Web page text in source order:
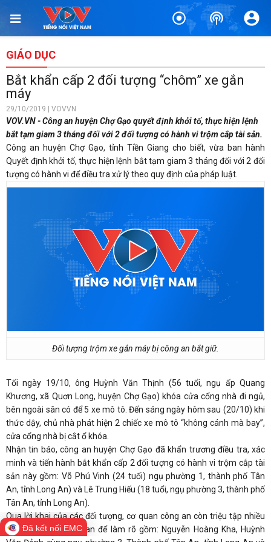
GIÁO DỤC
Bắt khẩn cấp 2 đối tượng “chôm” xe gắn
máy
29/10/2019 | VOVVN
VOV.VN - Công an huyện Chợ Gạo quyết định khởi tố, thực hiện lệnh
bắt tạm giam 3 tháng đối với 2 đối tượng có hành vi trộm cắp tài sản.
Công an huyện Chợ Gạo, tỉnh Tiền Giang cho biết, vừa ban hành
Quyết định khởi tố, thực hiện lệnh bắt tạm giam 3 tháng đối với 2 đối
tượng có hành vi để điều tra xử lý theo quy định của pháp luật.
Đối tượng trộm xe gắn máy bị công an bắt giữ.
Tối ngày 19/10, ông Huỳnh Văn Thịnh (56 tuổi, ngụ ấp Quang
Khương, xã Quơn Long, huyện Chợ Gạo) khóa cửa cổng nhà đi ngủ,
bên ngoài sân có để 5 xe mô tô. Đến sáng ngày hôm sau (20/10) khi
thức dậy, chủ nhà phát hiện 2 chiếc xe mô tô “không cánh mà bay”,
cửa cổng nhà bị cắt ổ khóa.
Nhận tin báo, công an huyện Chợ Gạo đã khẩn trương điều tra, xác
minh và tiến hành bắt khẩn cấp 2 đối tượng có hành vi trộm cắp tài
sản này gồm: Võ Phú Vinh (24 tuổi) ngụ phường 1, thành phố Tân
An, tỉnh Long An) và Lê Trung Hiếu (18 tuổi, ngụ phường 3, thành phố
Tân An, tỉnh Long An).
Qua lời khai của các đối tượng, cơ quan công an còn triệu tập nhiều
đối tượng có liên quan để làm rõ gồm: Nguyễn Hoàng Kha, Huỳnh
Đã kết nối EMC